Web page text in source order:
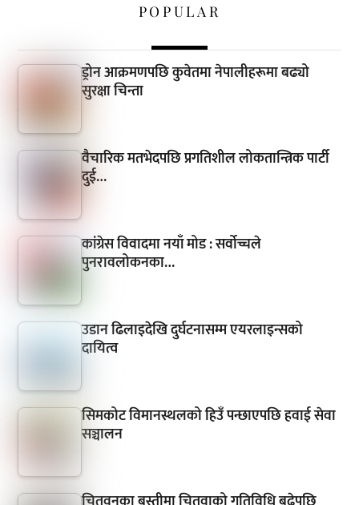
POPULAR
ड्रोन आक्रमणपछि कुवेतमा नेपालीहरूमा बढ्यो
सुरक्षा चिन्ता
वैचारिक मतभेदपछि प्रगतिशील लोकतान्त्रिक पार्टी
दुई…
कांग्रेस विवादमा नयाँ मोड : सर्वोच्चले
पुनरावलोकनका…
उडान ढिलाइदेखि दुर्घटनासम्म एयरलाइन्सको
दायित्व
सिमकोट विमानस्थलको हिउँ पन्छाएपछि हवाई सेवा
सञ्चालन